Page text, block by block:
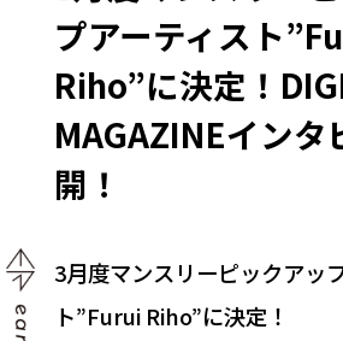
プアーティスト
Riho”に決定！
MAGAZINEインタ
開！
3月度マンスリーピックアッ
ト”Furui Riho”に決定！